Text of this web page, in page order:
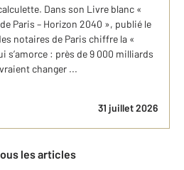
Dans son Livre blanc «
Paris – Horizon 2040 », publié le
notaires de Paris chiffre la «
s’amorce : près de 9 000 milliards
changer ...
31 juillet 2026
les articles